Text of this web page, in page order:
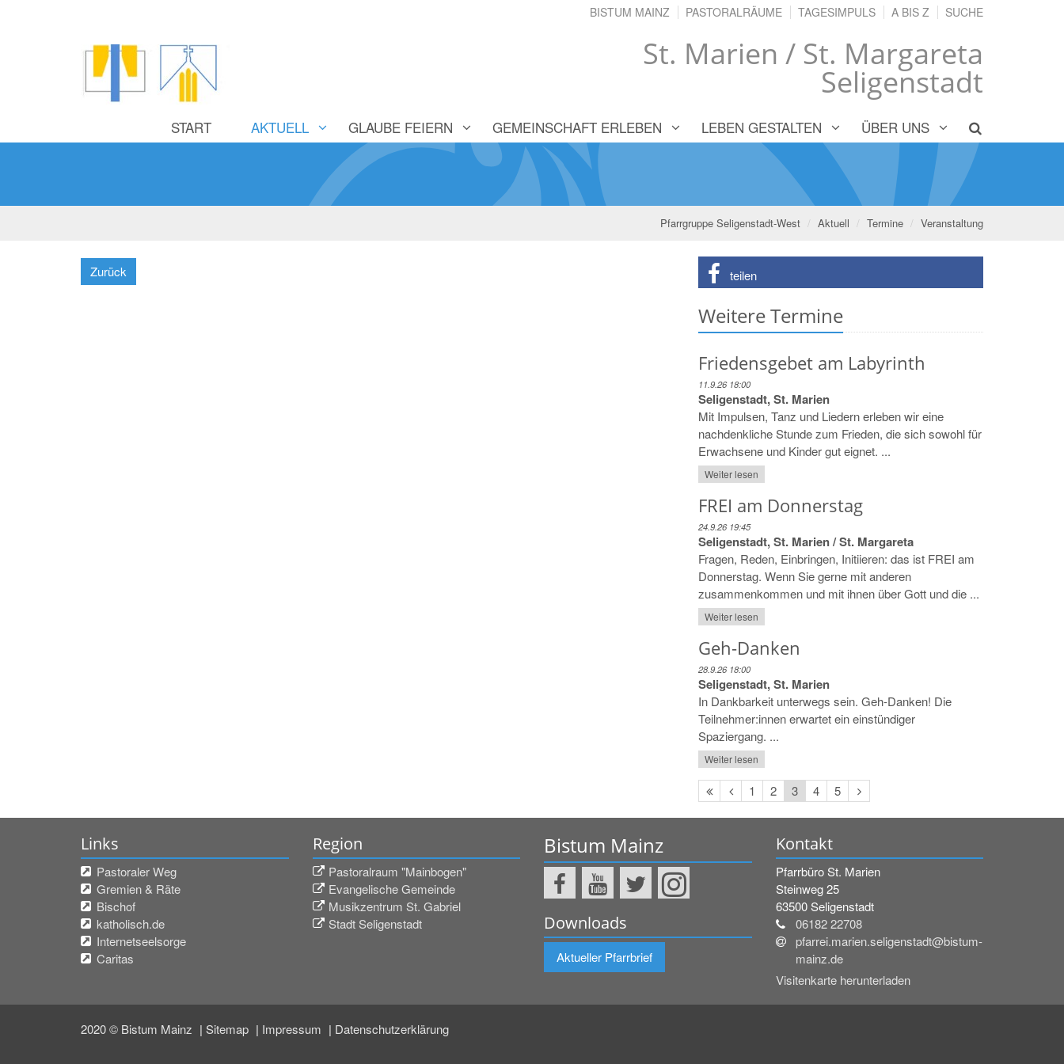
St. Marien / St. Margareta
Seligenstadt
BISTUM MAINZ PASTORALRÄUME TAGESIMPULS A BIS Z SUCHE
START AKTUELL GLAUBE FEIERN GEMEINSCHAFT ERLEBEN LEBEN GESTALTEN ÜBER UNS
Pfarrgruppe Seligenstadt-West Aktuell Termine Veranstaltung
Zurück teilen
Weitere Termine
Friedensgebet am Labyrinth
11.9.26 18:00
Seligenstadt, St. Marien
Mit Impulsen, Tanz und Liedern erleben wir eine
nachdenkliche Stunde zum Frieden, die sich sowohl für
Erwachsene und Kinder gut eignet. ...
Weiter lesen
FREI am Donnerstag
24.9.26 19:45
Seligenstadt, St. Marien / St. Margareta
Fragen, Reden, Einbringen, Initiieren: das ist FREI am
Donnerstag. Wenn Sie gerne mit anderen
zusammenkommen und mit ihnen über Gott und die ...
Weiter lesen
Geh-Danken
28.9.26 18:00
Seligenstadt, St. Marien
In Dankbarkeit unterwegs sein. Geh-Danken! Die
Teilnehmer:innen erwartet ein einstündiger
Spaziergang. ...
Weiter lesen
Erste
Seite
Vorherige
Seite
1 2 3 4 5
Nächste
Seite
Links
Pastoraler Weg
Gremien & Räte
Bischof
katholisch.de
Internetseelsorge
Caritas
Region
Pastoralraum "Mainbogen"
Evangelische Gemeinde
Musikzentrum St. Gabriel
Stadt Seligenstadt
Bistum Mainz
Downloads
Aktueller Pfarrbrief
Kontakt
Pfarrbüro St. Marien
Steinweg 25
63500 Seligenstadt
06182 22708
pfarrei.marien.seligenstadt@bistum-
mainz.de
Visitenkarte herunterladen
2020 © Bistum Mainz Sitemap Impressum Datenschutzerklärung